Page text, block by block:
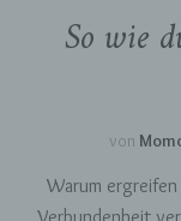
So wie
von
Warum
Verbundenheit
Name und
der